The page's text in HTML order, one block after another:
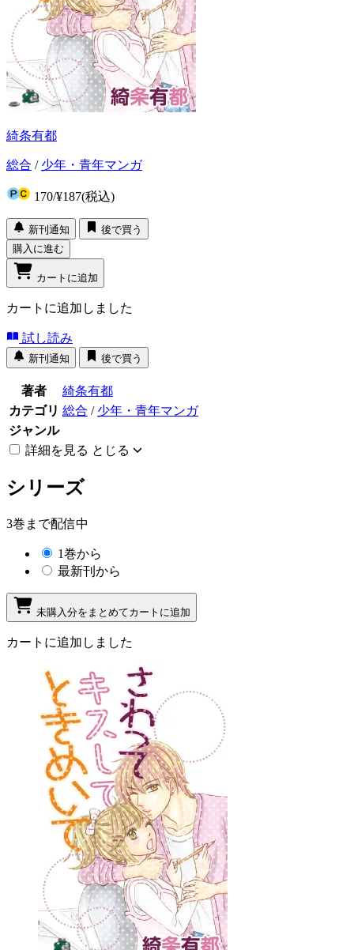
綺条有都
総合 / 少年・青年マンガ
170/¥187(税込)
新刊通知
後で買う
購入に進む
カートに追加
カートに追加しました
試し読み
新刊通知 後で買う
著者
綺条有都
カテゴリ 総合 / 少年・青年マンガ
ジャンル
詳細を見る とじる
シリーズ
3巻まで配信中
1巻から
最新刊から
未購入分をまとめてカートに追加
カートに追加しました